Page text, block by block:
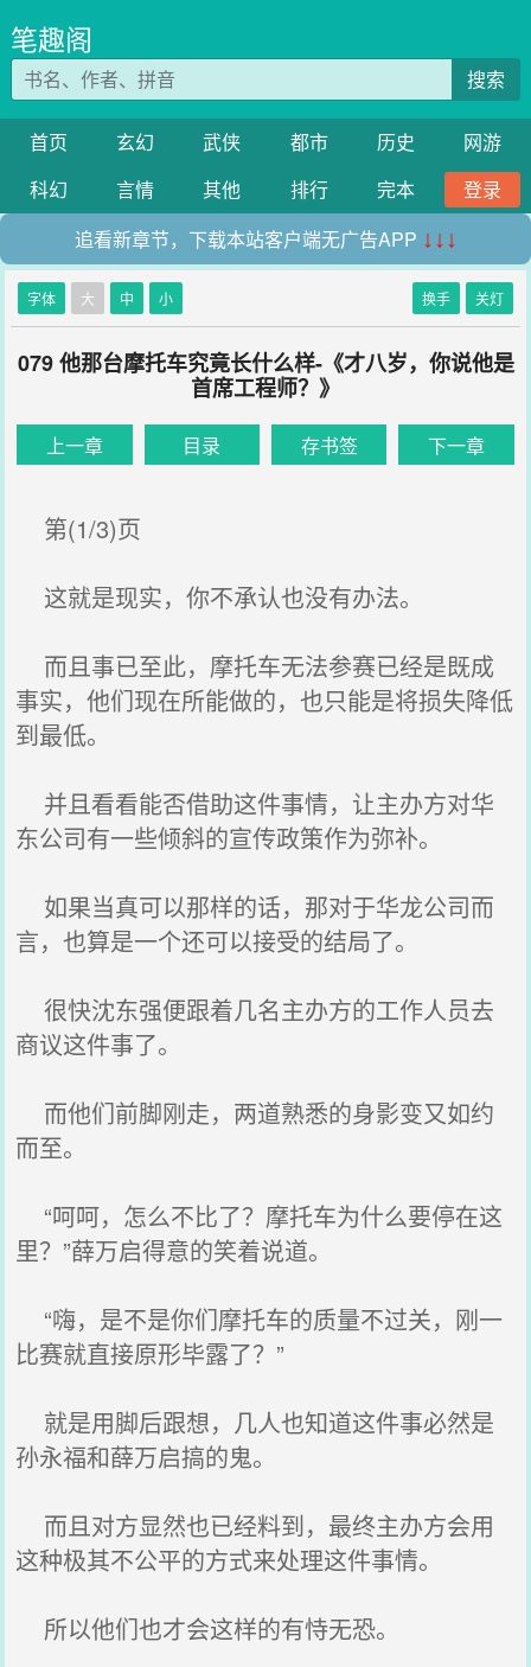
笔趣阁
搜索
首页 玄幻 武侠 都市 历史
网游
科幻
言情 其他 排行 完本
登录
追看新章节，下载本站客户端无广告APP ↓↓↓
字体 大 中 小 换手 关灯
079 他那台摩托车究竟长什么样-《才八岁，你说他是
首席工程师？》
上一章 目录 存书签 下一章
第(1/3)页
这就是现实，你不承认也没有办法。
而且事已至此，摩托车无法参赛已经是既成
事实，他们现在所能做的，也只能是将损失降低
到最低。
并且看看能否借助这件事情，让主办方对华
东公司有一些倾斜的宣传政策作为弥补。
如果当真可以那样的话，那对于华龙公司而
言，也算是一个还可以接受的结局了。
很快沈东强便跟着几名主办方的工作人员去
商议这件事了。
而他们前脚刚走，两道熟悉的身影变又如约
而至。
“呵呵，怎么不比了？摩托车为什么要停在这
里？”薛万启得意的笑着说道。
“嗨，是不是你们摩托车的质量不过关，刚一
比赛就直接原形毕露了？”
就是用脚后跟想，几人也知道这件事必然是
孙永福和薛万启搞的鬼。
而且对方显然也已经料到，最终主办方会用
这种极其不公平的方式来处理这件事情。
所以他们也才会这样的有恃无恐。